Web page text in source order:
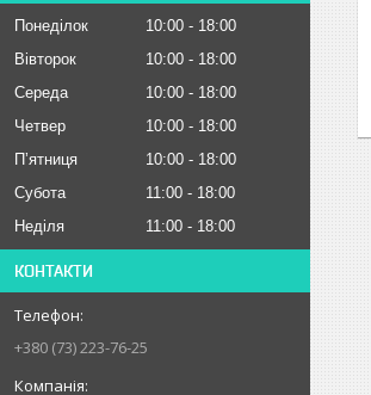
Понеділок 10:00
18:00
Вівторок
10:00
18:00
Середа
10:00
18:00
Четвер
10:00
18:00
Пʼятниця
10:00
18:00
Субота
11:00
18:00
Неділя
11:00 18:00
КОНТАКТИ
+380 (73) 223-76-25